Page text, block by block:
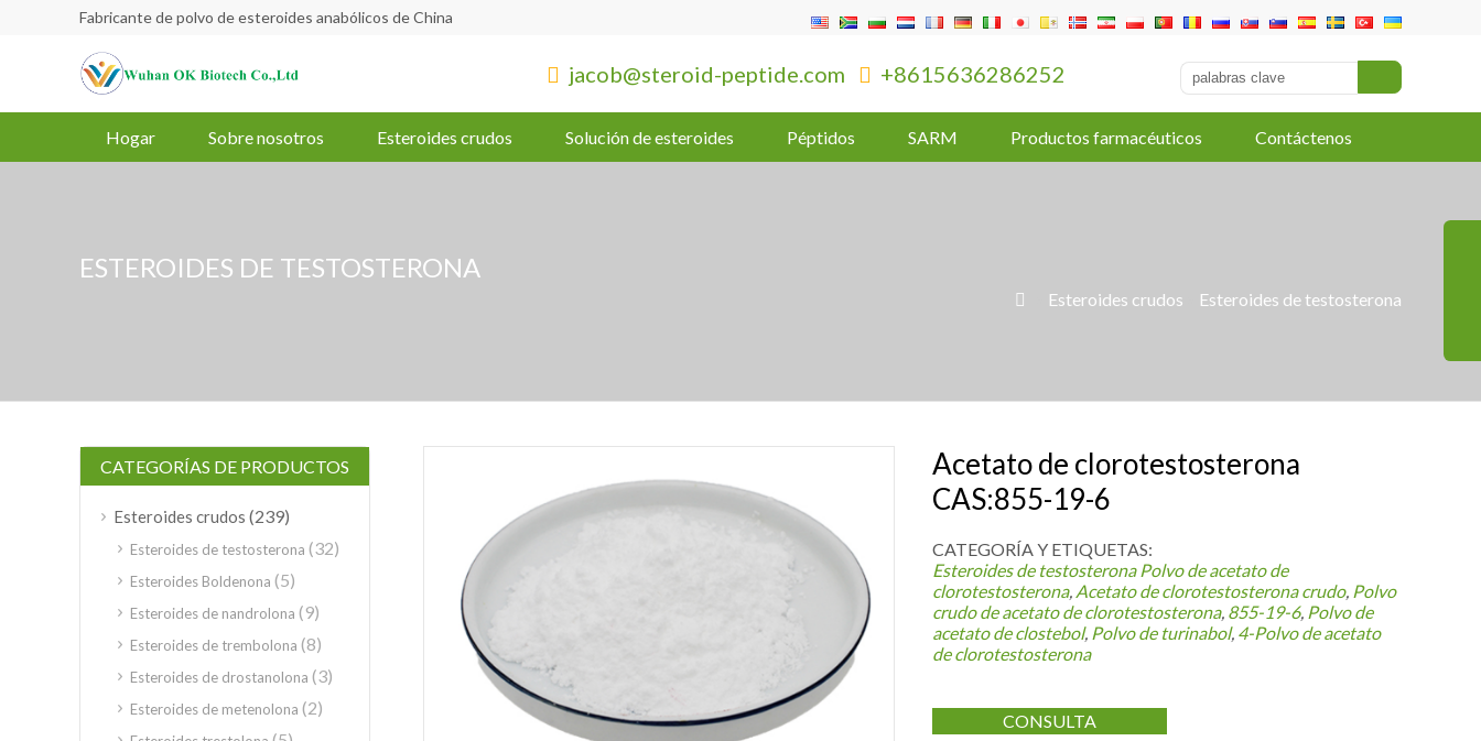
Fabricante de polvo de esteroides anabólicos de China
 jacob@steroid-peptide.com  +8615636286252
Hogar Sobre nosotros Esteroides crudos Solución de esteroides Péptidos SARM Productos farmacéuticos Contáctenos
ESTEROIDES DE TESTOSTERONA
 Esteroides crudos Esteroides de testosterona
Acetato de clorotestosterona
CAS:855-19-6
CATEGORÍA Y ETIQUETAS:
Esteroides de testosterona Polvo de acetato de
clorotestosterona, Acetato de clorotestosterona crudo, Polvo
crudo de acetato de clorotestosterona, 855-19-6, Polvo de
acetato de clostebol, Polvo de turinabol, 4-Polvo de acetato
de clorotestosterona
CONSULTA
CATEGORÍAS DE PRODUCTOS
Esteroides crudos (239)
Esteroides de testosterona (32)
Esteroides Boldenona (5)
Esteroides de nandrolona (9)
Esteroides de trembolona (8)
Esteroides de drostanolona (3)
Esteroides de metenolona (2)